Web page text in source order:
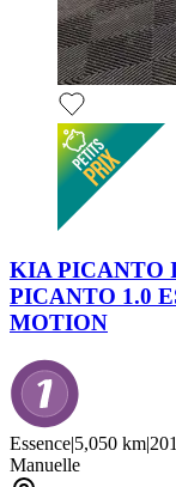
KIA PICANTO
PICANTO 1.0
MOTION
Essence|5,050 km|
Manuelle